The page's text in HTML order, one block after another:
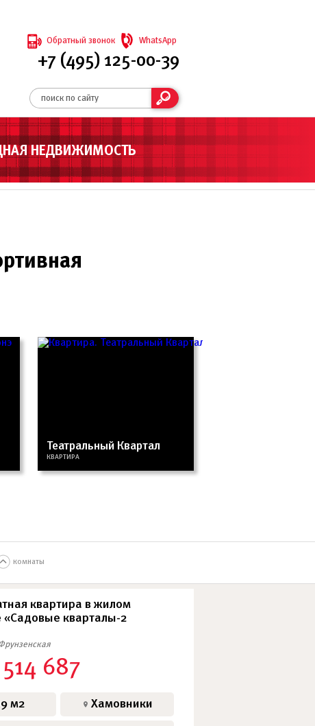
Обратный звонок WhatsApp
+7 (495) 125-00-39
НЕДВИЖИМОСТЬ
Театральный Квартал
КВАРТИРА
комнаты
квартира в жилом
«Садовые кварталы-2
687
м2 Хамовники